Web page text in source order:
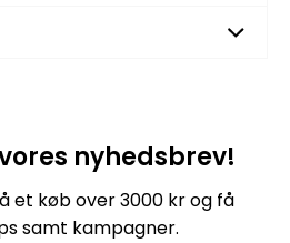
nyhedsbrev!
et køb over 3000 kr og få
samt kampagner.